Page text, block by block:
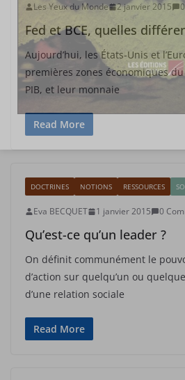
Les Yeux du Monde 2 janvier 2015
Fed et BCE, quelles
Aujourd’hui, les États-Unis et
premières zones économiques
PIB, et leur monnaie
Read More
DOCTRINES NOTIONS RESSOURCES
Eva BECQUET 1 janvier 2015 0
Qu’est-ce qu’un leader ?
On définit communément le
d’action sur quelqu’un ou
d’une relation sociale
Read More